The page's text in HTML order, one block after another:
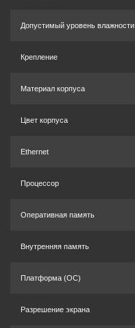
Допустимый уровень влажности
Крепление
Материал корпуса
Цвет корпуса
Ethernet
Процессор
Оперативная память
Внутренняя память
Платформа (OC)
Разрешение экрана